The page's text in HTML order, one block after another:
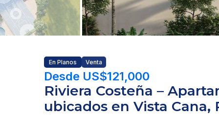
En Planos Venta
Desde US$121,000
Riviera Costeña –
ubicados en Vista Cana,